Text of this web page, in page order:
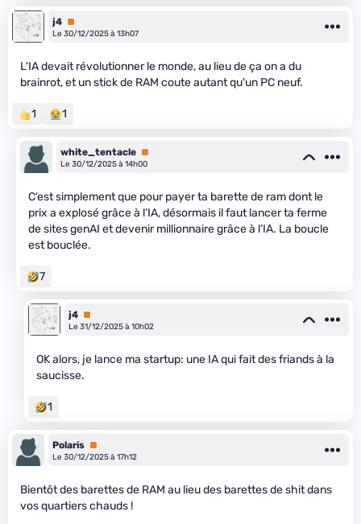
j4 Premium
Le 30/12/2025 à 13h07
L'IA devait révolutionner le monde, au lieu de ça on a du
brainrot, et un stick de RAM coute autant qu'un PC neuf.
1 1
white_tentacle Premium
Le 30/12/2025 à 14h00
C’est simplement que pour payer ta barette de ram dont le
prix a explosé grâce à l’IA, désormais il faut lancer ta ferme
de sites genAI et devenir millionnaire grâce à l’IA. La boucle
est bouclée.
7
j4 Premium
Le 31/12/2025 à 10h02
OK alors, je lance ma startup: une IA qui fait des friands à la
saucisse.
1
Polaris Premium
Le 30/12/2025 à 17h12
Bientôt des barettes de RAM au lieu des barettes de shit dans
vos quartiers chauds !